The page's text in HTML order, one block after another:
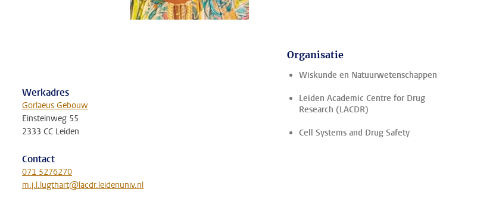
Werkadres
Gorlaeus Gebouw
Einsteinweg 55
2333 CC Leiden
Contact
071 5276270
m.j.l.lugthart@lacdr.leidenuniv.nl
Organisatie
Wiskunde en Natuurwetenschappen
Leiden Academic Centre for Drug
Research (LACDR)
Cell Systems and Drug Safety